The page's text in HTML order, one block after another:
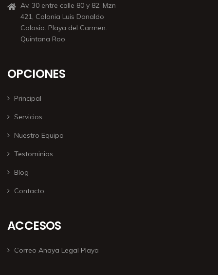
Av. 30 entre calle 80 y 82, Mzn
421, Colonia Luis Donaldo
Colosio. Playa del Carmen.
Quintana Roo
OPCIONES
Principal
Servicios
Nuestro Equipo
Testominios
Blog
Contacto
ACCESOS
Correo Anaya Legal Playa